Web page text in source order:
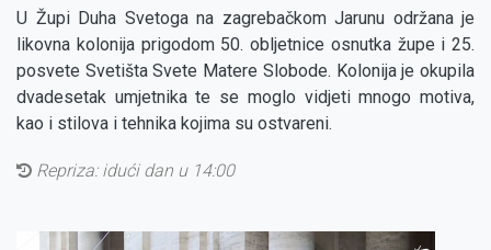
U Župi Duha Svetoga na zagrebačkom Jarunu održana je
likovna kolonija prigodom 50. obljetnice osnutka župe i 25.
posvete Svetišta Svete Matere Slobode. Kolonija je okupila
dvadesetak umjetnika te se moglo vidjeti mnogo motiva,
kao i stilova i tehnika kojima su ostvareni.
Repriza: idući dan u 14:00